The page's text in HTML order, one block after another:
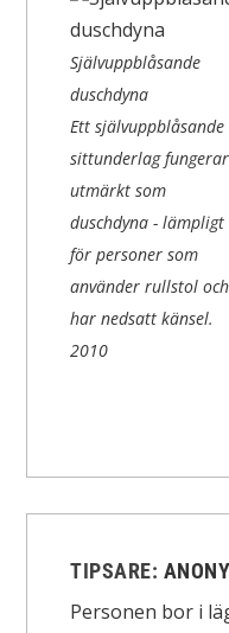
Självuppblåsande
duschdyna
Ett självuppblåsande
sittunderlag fungerar
utmärkt som
duschdyna - lämpligt
för personer som
använder rullstol och
har nedsatt känsel.
2010
TIPSARE:
Personen bor i